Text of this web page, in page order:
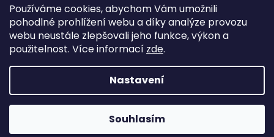
Používáme cookies, abychom Vám umožnili
pohodlné prohlížení webu a díky analýze provozu
webu neustále zlepšovali jeho funkce, výkon a
použitelnost. Více informací zde.
Nastavení
Souhlasím
Jak a čím pomoci »